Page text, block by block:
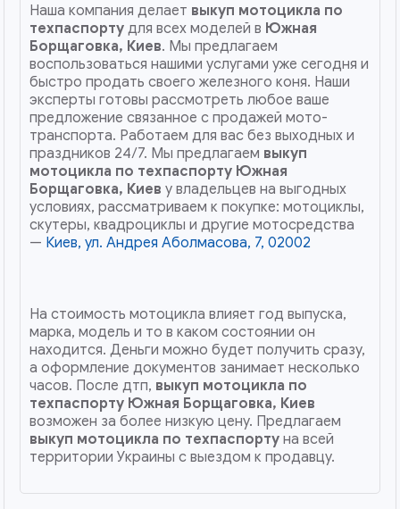
Наша компания делает выкуп мотоцикла по
техпаспорту для всех моделей в Южная
Борщаговка, Киев. Мы предлагаем
воспользоваться нашими услугами уже сегодня и
быстро продать своего железного коня. Наши
эксперты готовы рассмотреть любое ваше
предложение связанное с продажей мото-
транспорта. Работаем для вас без выходных и
праздников 24/7. Мы предлагаем выкуп
мотоцикла по техпаспорту Южная
Борщаговка, Киеву владельцев на выгодных
условиях, рассматриваем к покупке: мотоциклы,
скутеры, квадроциклы и другие мотосредства
— Киев, ул. Андрея Аболмасова, 7, 02002
На стоимость мотоцикла влияет год выпуска,
марка, модель и то в каком состоянии он
находится. Деньги можно будет получить сразу,
а оформление документов занимает несколько
часов. После дтп, выкуп мотоцикла по
техпаспорту Южная Борщаговка, Киев
возможен за более низкую цену. Предлагаем
выкуп мотоцикла по техпаспорту на всей
территории Украины с выездом к продавцу.